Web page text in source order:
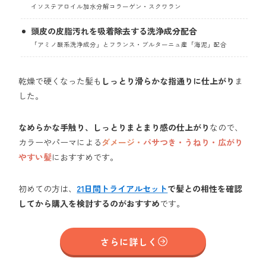
イソステアロイル加水分解コラーゲン・スクワラン
頭皮の皮脂汚れを吸着除去する洗浄成分配合
「アミノ酸系洗浄成分」とフランス・ブルターニュ産「海泥」配合
乾燥で硬くなった髪も しっとり滑らかな指通りに仕上がり ま
した。
なめらかな手触り、しっとりまとまり感の仕上がり なので、
カラーやパーマによる ダメージ・ パサつき・うねり・広がり
やすい髪におすすめです。
初めての方は、 21日間トライアルセットで髪との相性を確認
してから購入を検討するのがおすすめです。
さらに詳しく